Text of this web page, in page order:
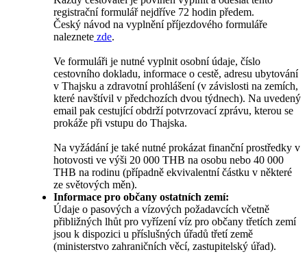
registrační formulář nejdříve 72 hodin předem.
Český návod na vyplnění příjezdového formuláře
naleznete zde.
Ve formuláři je nutné vyplnit osobní údaje, číslo
cestovního dokladu, informace o cestě, adresu ubytování
v Thajsku a zdravotní prohlášení (v závislosti na zemích,
které navštívil v předchozích dvou týdnech). Na uvedený
email pak cestující obdrží potvrzovací zprávu, kterou se
prokáže při vstupu do Thajska.
Na vyžádání je také nutné prokázat finanční prostředky v
hotovosti ve výši 20 000 THB na osobu nebo 40 000
THB na rodinu (případně ekvivalentní částku v některé
ze světových měn).
Informace pro občany ostatních zemí:
Údaje o pasových a vízových požadavcích včetně
přibližných lhůt pro vyřízení víz pro občany třetích zemí
jsou k dispozici u příslušných úřadů třetí země
(ministerstvo zahraničních věcí, zastupitelský úřad).